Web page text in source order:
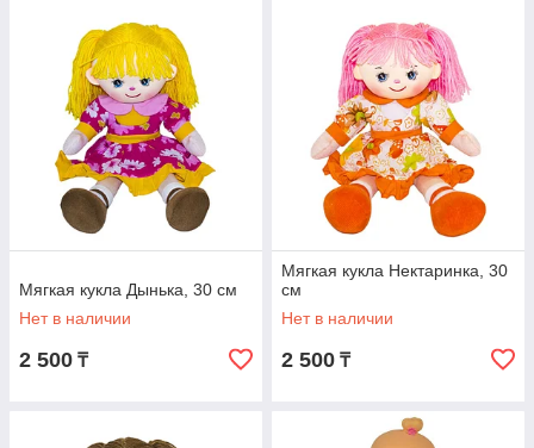
Мягкая кукла Дынька, 30 см
Нет в наличии
2 500 ₸
Мягкая кукла Нектаринка, 30
см
Нет в наличии
2 500 ₸